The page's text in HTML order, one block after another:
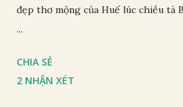
đẹp thơ mộng của Huế lúc chiều tà
...
CHIA SẺ
2 NHẬN XÉT